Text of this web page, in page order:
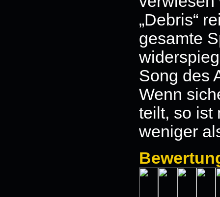
„Debris“
gesamte
Song des
Wenn
teilt, so ist
weniger